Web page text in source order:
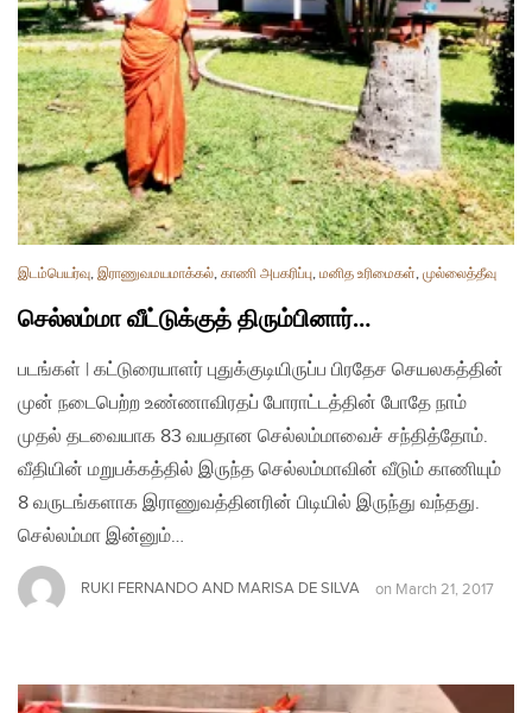
இடம்பெயர்வு, இராணுவமயமாக்கல், காணி அபகரிப்பு, மனித உரிமைகள், முல்லைத்தீவு
செல்லம்மா வீட்டுக்குத் திரும்பினார்…
படங்கள் | கட்டுரையாளர் புதுக்குடியிருப்ப பிரதேச செயலகத்தின்
முன் நடைபெற்ற உண்ணாவிரதப் போராட்டத்தின் போதே நாம்
முதல் தடவையாக 83 வயதான செல்லம்மாவைச் சந்தித்தோம்.
வீதியின் மறுபக்கத்தில் இருந்த செல்லம்மாவின் வீடும் காணியும்
8 வருடங்களாக இராணுவத்தினரின் பிடியில் இருந்து வந்தது.
செல்லம்மா இன்னும்…
RUKI FERNANDO AND MARISA DE SILVA on March 21, 2017